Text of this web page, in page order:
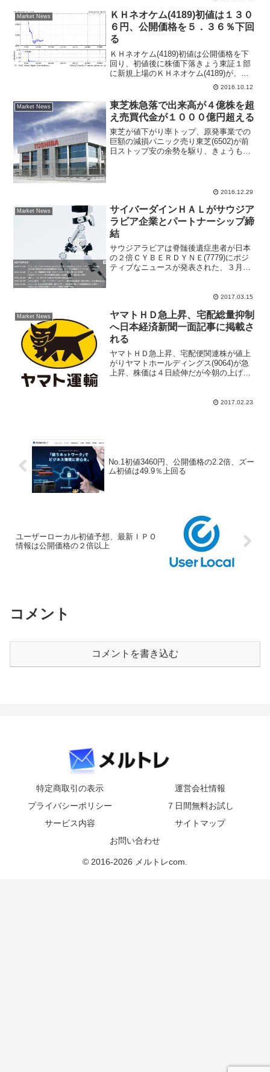
Market News
ＫＨネオケム(4189)初値は１３０
６円、公開価格を５．３６％下回
る
ＫＨネオケム(4189)初値は公開価格を下
回り、初値後に株価下落きょう東証１部
に新規上場のＫＨネオケム(4189)が、公
開価格1380円と同水準でウリ気配スター
トし、午前９時９分に、公開価格を
5.36％下回る1306円で初値をつけた。そ
の後...
2016.10.12
Market News
東芝株急落で出来高が４億株を超
え売買代金が１０００億円超える
東芝が値下がり率トップ、原発事業での
巨額の減損パニック売り東芝(6502)が前
日ストップ安の余勢を駆り、きょうも売
2016.12.29
Market News
サイバーダインＨＡＬがサウジア
ラビア企業とパートナーシップ締
結
サウジアラビアは脊髄後遺症患者が日本
の２倍ＣＹＢＥＲＤＹＮＥ(7779)にポジ
ティブなニュースが発表された、３月１
締結したと発表。ＨＡＬをサウジアラ...
2017.03.15
Market News
ヤマトＨＤ急上昇、宅配総量抑制
へ日本経済新聞一面記事に掲載さ
れる
ヤマトＨＤ急上昇、宅配便関連株が値上
がりヤマトホールディングス(9064)が急
上昇、株価は４日続伸だが今朝の上げ幅
った。２月２３日付け日本経済新聞朝刊
2017.02.23
No.1初値3460円、公開価格の2.2倍、ズー
ム初値は49.9％上回る
ユーザーローカル初値予想、最新ＩＰＯ
情報は公開価格の２倍以上
コメント
コメントを書き込む
特定商取引の表示
運営会社情報
プライバシーポリシー
７日間無料お試し
サービス内容
サイトマップ
お問い合わせ
© 2016-2026 メルトレcom.